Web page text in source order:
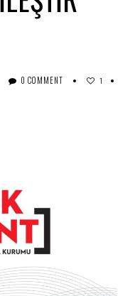
0 COMMENT 1